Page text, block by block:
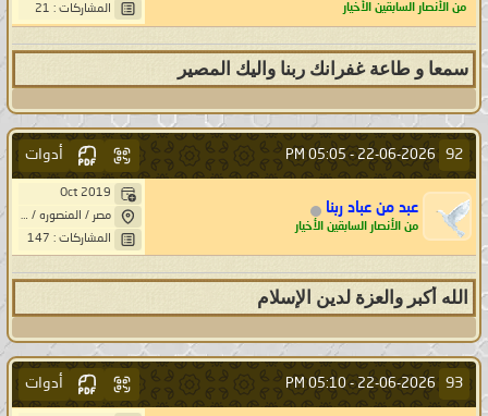
من الأنصار السابقين الأخيار
المشاركات : 21
سمعا و طاعة غفرانك ربنا واليك المصير
92
22-06-2026 -
05:05 PM أدوات
عبد من عباد ربنا
من الأنصار السابقين الأخيار
Oct 2019
مصر / المنصوره / السنبلاوين
المشاركات : 147
الله أكبر والعزة لدين الإسلام
93
22-06-2026 -
05:10 PM أدوات